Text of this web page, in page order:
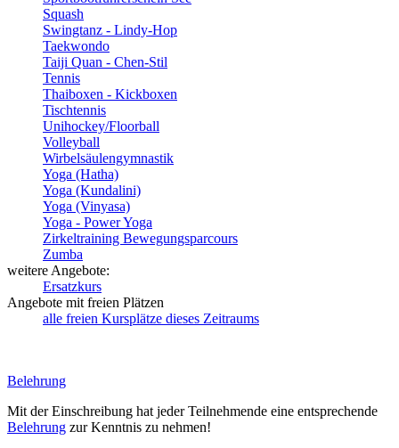
Squash
Swingtanz - Lindy-Hop
Taekwondo
Taiji Quan - Chen-Stil
Tennis
Thaiboxen - Kickboxen
Tischtennis
Unihockey/Floorball
Volleyball
Wirbelsäulengymnastik
Yoga (Hatha)
Yoga (Kundalini)
Yoga (Vinyasa)
Yoga - Power Yoga
Zirkeltraining Bewegungsparcours
Zumba
weitere Angebote:
Ersatzkurs
Angebote mit freien Plätzen
alle freien Kursplätze dieses Zeitraums
Belehrung
Mit der Einschreibung hat jeder Teilnehmende eine entsprechende
Belehrung zur Kenntnis zu nehmen!